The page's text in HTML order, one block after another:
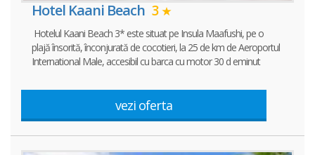
Hotel Kaani Beach 3
Hotelul Kaani Beach 3* este situat pe Insula Maafushi, pe o
plajă însorită, înconjurată de cocotieri, la 25 de km de Aeroportul
International Male, accesibil cu barca cu motor 30 d eminut
vezi oferta